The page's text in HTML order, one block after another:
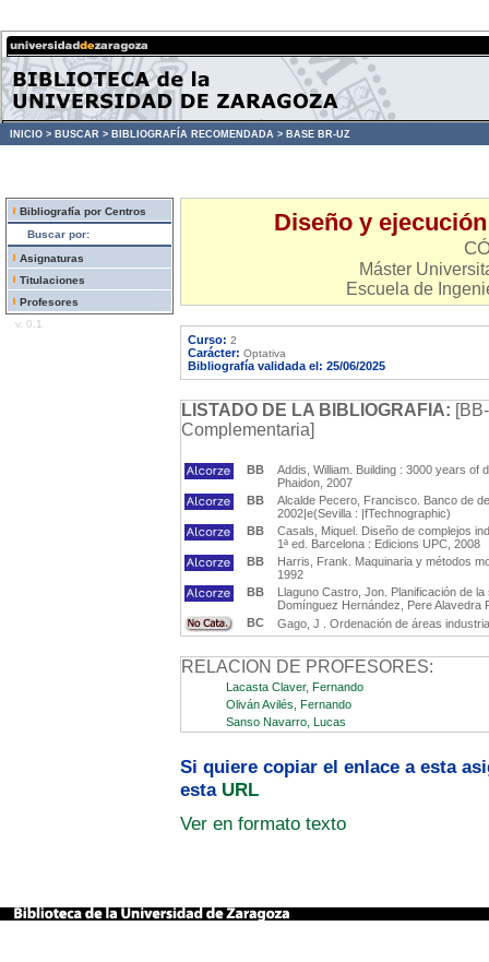
INICIO > BUSCAR > BIBLIOGRAFÍA RECOMENDADA > BASE BR-UZ
Bibliografía por Centros
Buscar por:
Asignaturas
Titulaciones
Profesores
v. 0.1
Diseño y
Máster
Escuela de
Curso: 2
Carácter: Optativa
Bibliografía validada el: 25/06/2025
LISTADO DE LA BIBLIOGRAFIA:
Complementaria]
BB
Addis, William. Building : 3000 years of
Phaidon, 2007
BB
Alcalde Pecero, Francisco. Banco de
2002|e(Sevilla : |fTechnographic)
BB
Casals, Miquel. Diseño de complejos
1ª ed. Barcelona : Edicions UPC, 2008
BB
Harris, Frank. Maquinaria y métodos
1992
BB
Llaguno Castro, Jon. Planificación de
Domínguez Hernández, Pere Alavedra
BC
Gago, J . Ordenación de áreas
RELACION DE PROFESORES:
Lacasta Claver, Fernando
Oliván Avilés, Fernando
Sanso Navarro, Lucas
Si quiere copiar el enlace a esta
esta URL
Ver en formato texto